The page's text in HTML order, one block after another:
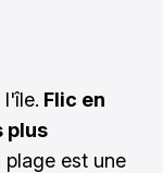
Flic en
plus
plage est une